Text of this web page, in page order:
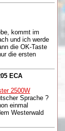
kommt im
und ich werde
die OK-Taste
die ersten
ECA
2500W
Sprache ?
einmal
Westerwald